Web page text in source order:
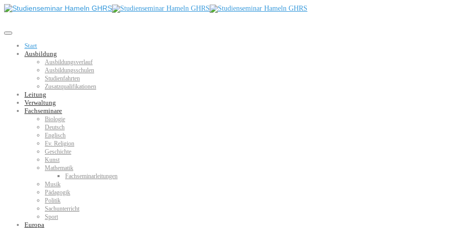
Start
Ausbildung
Ausbildungsverlauf
Ausbildungsschulen
Studienfahrten
Zusatzqualifikationen
Leitung
Verwaltung
Fachseminare
Biologie
Deutsch
Englisch
Ev. Religion
Geschichte
Kunst
Mathematik
Fachseminarleitungen
Musik
Pädagogik
Politik
Sachunterricht
Sport
Europa